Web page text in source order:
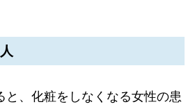
と、化粧をしなくなる女性の患